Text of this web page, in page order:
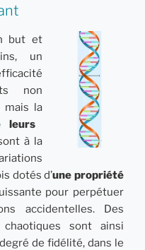
but et
un
non
mais la
leurs
à la
dotés d’une propriété
pour perpétuer
accidentelles. Des
sont ainsi
de fidélité, dans le